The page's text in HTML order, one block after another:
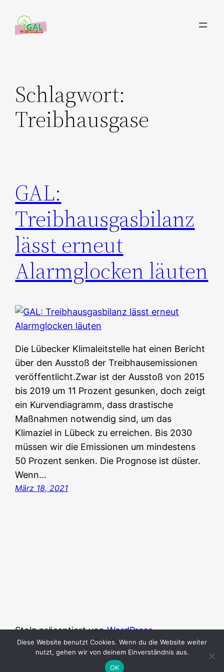
Inhalt
springen
Schlagwort:
Treibhausgase
GAL:
Treibhausgasbilanz
lässt erneut
Alarmglocken läuten
Die Lübecker Klimaleitstelle hat einen Bericht
über den Ausstoß der Treibhausemissionen
veröffentlicht.Zwar ist der Ausstoß von 2015
bis 2019 um 11 Prozent gesunken, doch zeigt
ein Kurvendiagramm, dass drastische
Maßnahmen notwendig sind, um das
Klimaziel in Lübeck zu erreichen. Bis 2030
müssen wir die Emissionen um mindestens
50 Prozent senken. Die Prognose ist düster.
Wenn…
März 18, 2021
Stolz präsentiert vonWordPress
Diese Website benutzt Cookies. Wenn du die Website weiter
nutzt, gehen wir von deinem Einverständnis aus.
OK